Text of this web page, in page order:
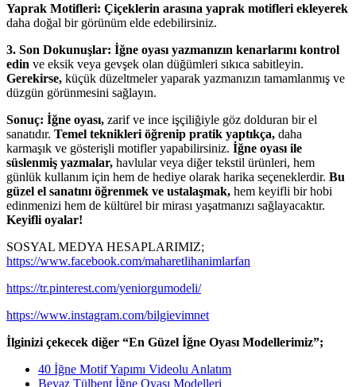
Yaprak Motifleri: Çiçeklerin arasına yaprak motifleri ekleyerek
daha doğal bir görünüm elde edebilirsiniz.
3. Son Dokunuşlar: İğne oyası yazmanızın kenarlarını kontrol
edin ve eksik veya gevşek olan düğümleri sıkıca sabitleyin.
Gerekirse, küçük düzeltmeler yaparak yazmanızın tamamlanmış ve
düzgün görünmesini sağlayın.
Sonuç: İğne oyası, zarif ve ince işçiliğiyle göz dolduran bir el
sanatıdır. Temel teknikleri öğrenip pratik yaptıkça, daha
karmaşık ve gösterişli motifler yapabilirsiniz. İğne oyası ile
süslenmiş yazmalar, havlular veya diğer tekstil ürünleri, hem
günlük kullanım için hem de hediye olarak harika seçeneklerdir. Bu
güzel el sanatını öğrenmek ve ustalaşmak, hem keyifli bir hobi
edinmenizi hem de kültürel bir mirası yaşatmanızı sağlayacaktır.
Keyifli oyalar!
SOSYAL MEDYA HESAPLARIMIZ;
https://www.facebook.com/maharetlihanimlarfan
https://tr.pinterest.com/yeniorgumodeli/
https://www.instagram.com/bilgievimnet
İlginizi çekecek diğer “En Güzel İğne Oyası Modellerimiz”;
40 İğne Motif Yapımı Videolu Anlatım
Beyaz Tülbent İğne Oyası Modelleri